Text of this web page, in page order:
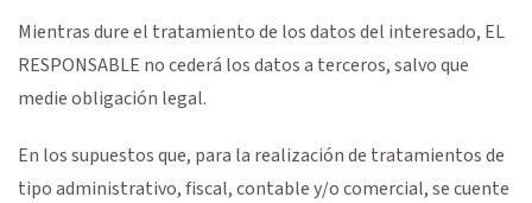
Mientras dure el tratamiento de los datos del interesado, EL
RESPONSABLE no cederá los datos a terceros, salvo que
medie obligación legal.
En los supuestos que, para la realización de tratamientos de
tipo administrativo, fiscal, contable y/o comercial, se cuente